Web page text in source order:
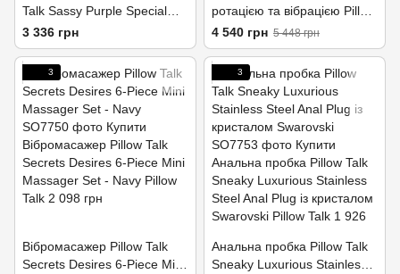
Talk Sassy Purple Special
Edition, Сваровскі, пов’язка
на очі+гра
3 336 грн
ротацією та вібрацією Pillow
Talk Lively Pink, кристал
Сваровскі
4 540 грн 5 448 грн
3
Вібромасажер Pillow Talk
Secrets Desires 6-Piece Mini
3
Анальна пробка Pillow Talk
Sneaky Luxurious Stainless